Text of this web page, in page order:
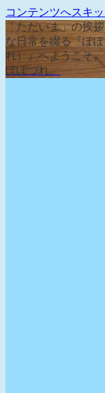
コンテンツへスキ
「ただいま」の挨
な日常を綴る『ぽ
れ）』へようこそ。
ぽぽづれ。